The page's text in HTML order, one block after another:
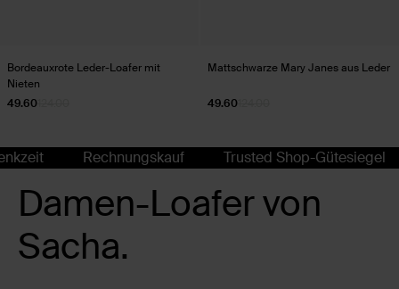
Bordeauxrote Leder-Loafer mit
Nieten
49.60
Mattschwarze Mary Janes aus Leder
49.60
Rechnungskauf Trusted Shop-Gütesiegel
Damen-Loafer von
Sacha.